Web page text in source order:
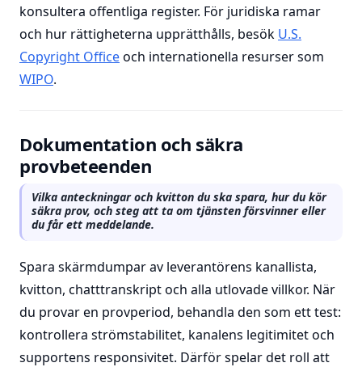
konsultera offentliga register. För juridiska ramar
och hur rättigheterna upprätthålls, besök U.S.
Copyright Officeoch internationella resurser som
WIPO.
Dokumentation och säkra
provbeteenden
Vilka anteckningar och kvitton du ska spara, hur du kör
säkra prov, och steg att ta om tjänsten försvinner eller
du får ett meddelande.
Spara skärmdumpar av leverantörens kanallista,
kvitton, chatttranskript och alla utlovade villkor. När
du provar en provperiod, behandla den som ett test:
kontrollera strömstabilitet, kanalens legitimitet och
supportens responsivitet. Därför spelar det roll att